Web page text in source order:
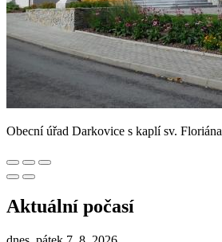
Obecní úřad Darkovice s kaplí sv. Floriána
Aktuální počasí